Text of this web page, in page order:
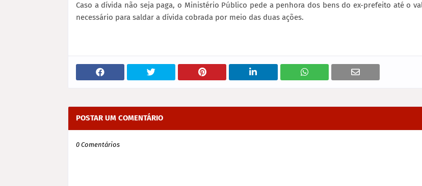
Caso a dívida não seja paga, o Ministério Público pede a penhora dos bens do ex-prefeito até o
necessário para saldar a dívida cobrada por meio das duas ações.
POSTAR UM COMENTÁRIO
0 Comentários